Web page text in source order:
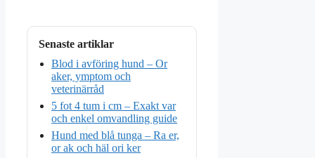
Senaste artiklar
Blod i avföring hund – Or
aker, ymptom och
veterinärråd
5 fot 4 tum i cm – Exakt var
och enkel omvandling guide
Hund med blå tunga – Ra er,
or ak och häl ori ker